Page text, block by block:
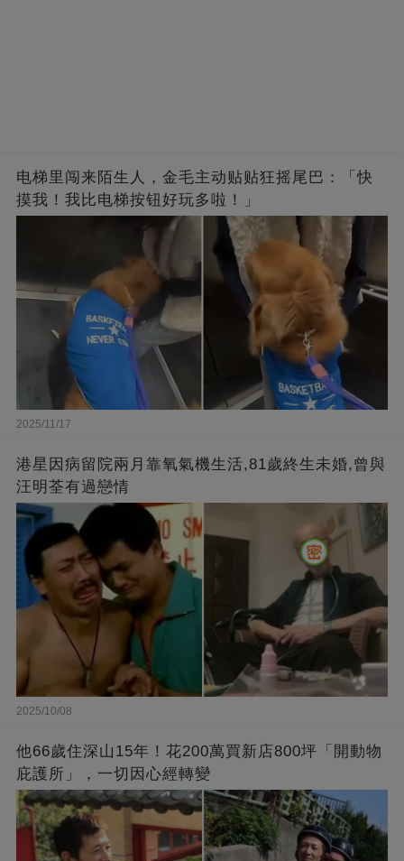
电梯里闯来陌生人，金毛主动贴贴狂摇尾巴：「快
摸我！我比电梯按钮好玩多啦！」
2025/11/17
港星因病留院兩月靠氧氣機生活,81歲終生未婚,曾與
汪明荃有過戀情
2025/10/08
他66歲住深山15年！花200萬買新店800坪「開動物
庇護所」，一切因心經轉變